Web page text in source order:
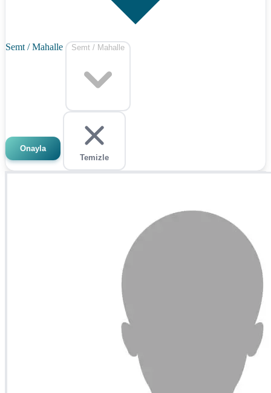
Semt / Mahalle Semt / Mahalle
Onayla
Temizle